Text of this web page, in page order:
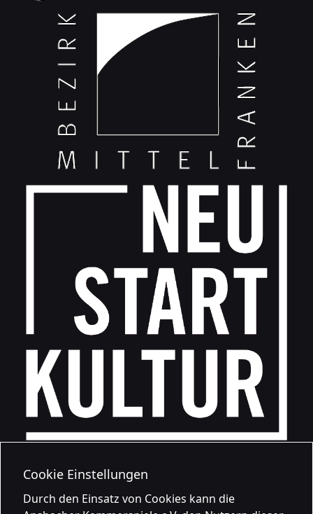
Cookie Einstellungen
Durch den Einsatz von Cookies kann die